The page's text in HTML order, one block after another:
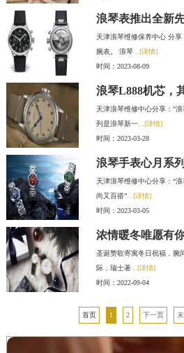
浪琴表推出全新
天津浪琴维修保养中心 分
腕表。 浪琴...[详情]
时间：2023-08-09
浪琴L888机芯，
天津浪琴维修中心分享："
列是浪琴新一...[详情]
时间：2023-03-28
天津浪琴维修中心分享：“
尚又百搭”...[详情]
时间：2023-03-05
圣诞赞歌寄寓冬日祝福，腕
际，瑞士著...[详情]
时间：2022-09-04
首页 1 2 下一页